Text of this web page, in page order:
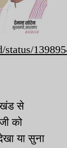
से
को
या सुना